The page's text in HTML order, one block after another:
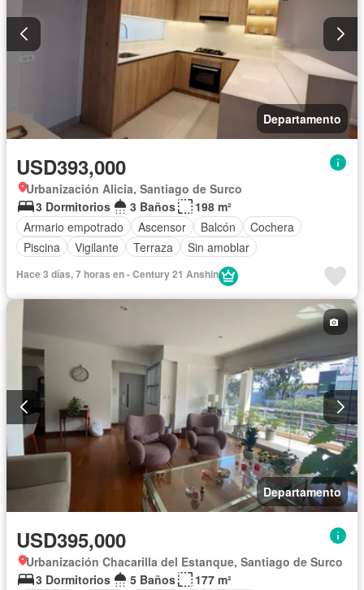
Departamento
USD393,000
Urbanización Alicia, Santiago de Surco
3 Dormitorios
3 Baños
198 m²
Armario empotrado
Ascensor Balcón
Cochera
Piscina
Vigilante Terraza Sin amoblar
Hace 3 días, 7 horas en - Century 21 Anshin
Departamento
USD395,000
Urbanización Chacarilla del Estanque, Santiago de Surco
3 Dormitorios
5 Baños
177 m²